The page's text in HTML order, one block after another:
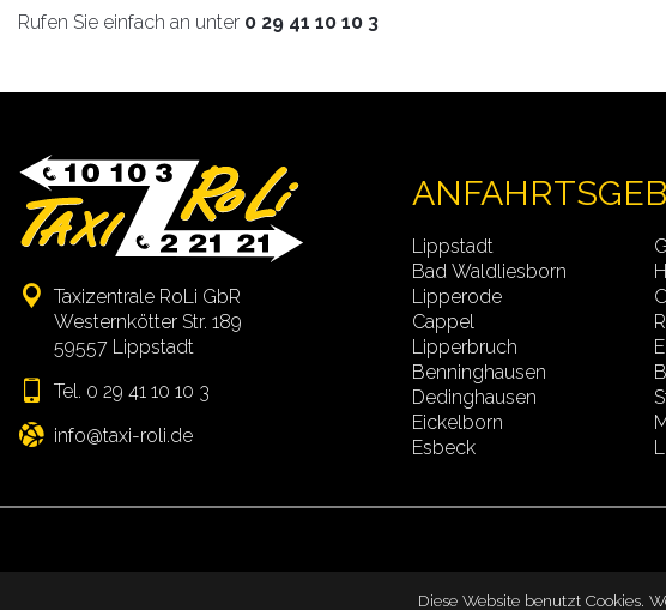
Rufen Sie einfach an unter 0 29 41 10 10 3
Taxizentrale RoLi GbR
Westernkötter Str. 189
59557 Lippstadt
Tel. 0 29 41 10 10 3
info
Lippstadt
Bad Waldliesborn
Lipperode
Cappel
Lipperbruch
Benninghausen
Dedinghausen
Eickelborn
Esbeck
Diese Website benutzt Cookies.